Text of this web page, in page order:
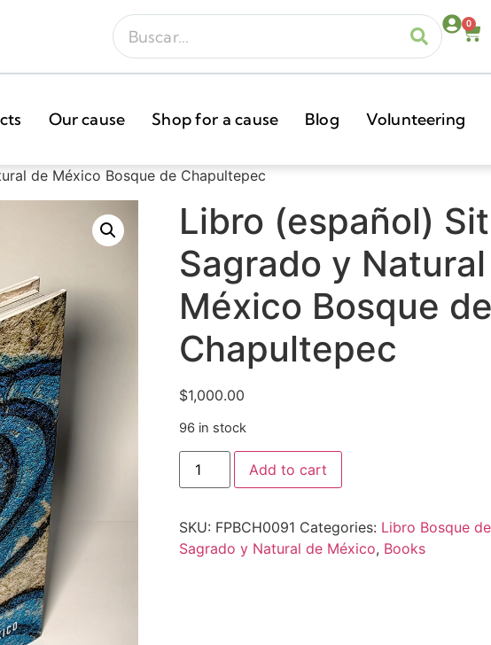
0
Our cause Shop for a cause Blog Volunteering
de México Bosque de Chapultepec
Libro (español)
Sagrado y
México Bosque de
Chapultepec
$1,000.00
96 in stock
Add to cart
SKU: FPBCH0091 Categories: Libro Bosque
Sagrado y Natural de México, Books